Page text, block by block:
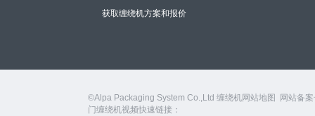
获取缠绕机方案和报价
©Alpa Packaging System Co.,Ltd 缠绕机网站地图
网站备
门缠绕机视频快速链接：